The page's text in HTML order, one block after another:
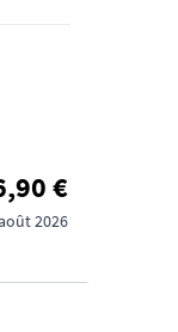
€
2026